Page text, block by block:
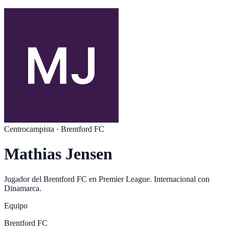
Centrocampista · Brentford FC
Mathias Jensen
Jugador del Brentford FC en Premier League. Internacional con
Dinamarca.
Equipo
Brentford FC